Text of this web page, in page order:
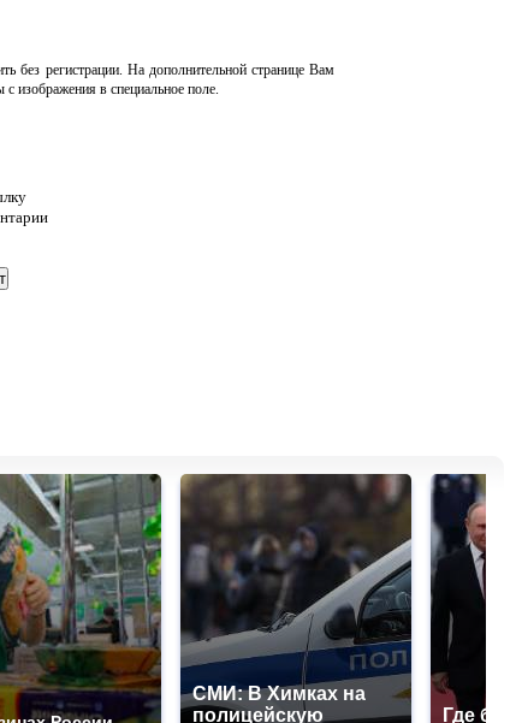
без регистрации. На дополнительной странице Вам
изображения в специальное поле.
СМИ: В Химках на
полицейскую
Где